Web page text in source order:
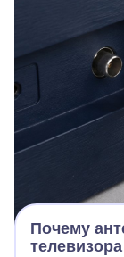
Почему
телевизора